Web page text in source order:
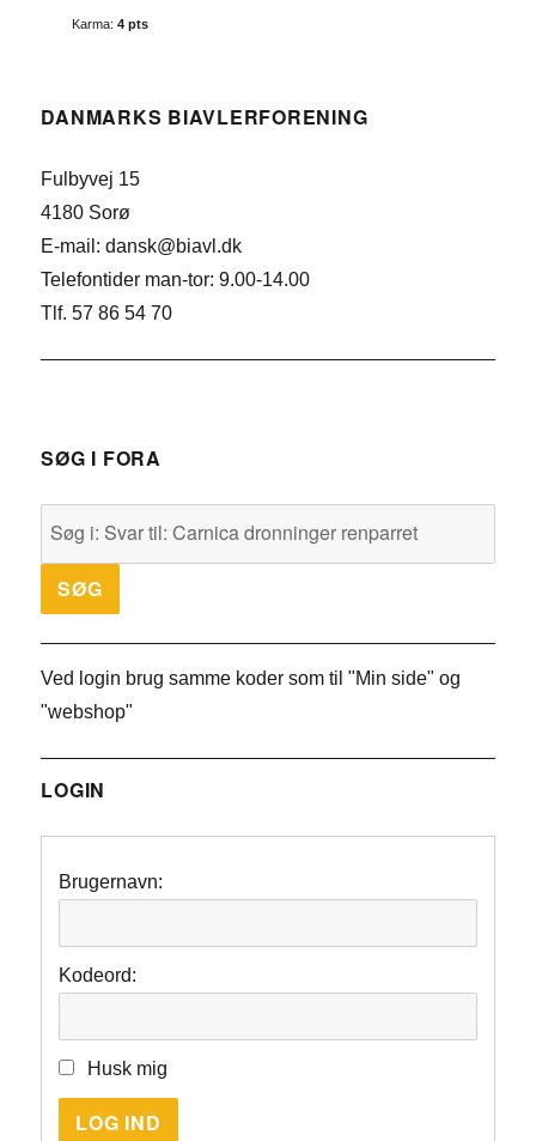
Karma: 4 pts
DANMARKS BIAVLERFORENING
Fulbyvej 15
4180 Sorø
E-mail: dansk@biavl.dk
Telefontider man-tor: 9.00-14.00
Tlf. 57 86 54 70
SØG I FORA
Ved login brug samme koder som til "Min side" og
"webshop"
LOGIN
Brugernavn:
Kodeord:
Husk mig
LOG IND